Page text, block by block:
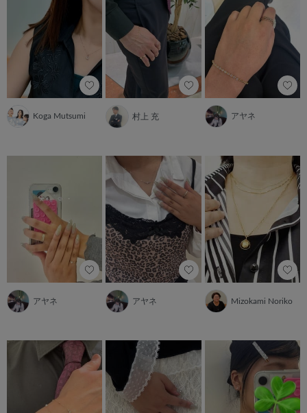
Koga Mutsumi 村上 充 アヤネ
アヤネ アヤネ Mizokami Noriko